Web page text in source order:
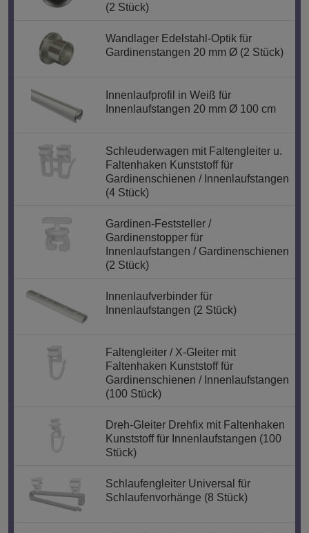
(2 Stück)
Wandlager Edelstahl-Optik für
Gardinenstangen 20 mm Ø (2 Stück)
Innenlaufprofil in Weiß für
Innenlaufstangen 20 mm Ø 100 cm
Schleuderwagen mit Faltengleiter u.
Faltenhaken Kunststoff für
Gardinenschienen / Innenlaufstangen
(4 Stück)
Gardinen-Feststeller /
Gardinenstopper für
Innenlaufstangen / Gardinenschienen
(2 Stück)
Innenlaufverbinder für
Innenlaufstangen (2 Stück)
Faltengleiter / X-Gleiter mit
Faltenhaken Kunststoff für
Gardinenschienen / Innenlaufstangen
(100 Stück)
Dreh-Gleiter Drehfix mit Faltenhaken
Kunststoff für Innenlaufstangen (100
Stück)
Schlaufengleiter Universal für
Schlaufenvorhänge (8 Stück)